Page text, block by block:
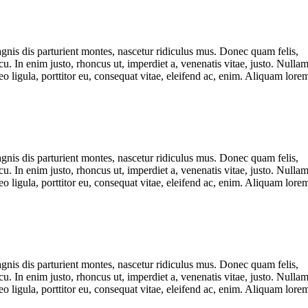
dis parturient montes, nascetur ridiculus mus. Donec quam felis,
In enim justo, rhoncus ut, imperdiet a, venenatis vitae, justo. Nullam
ligula, porttitor eu, consequat vitae, eleifend ac, enim. Aliquam
dis parturient montes, nascetur ridiculus mus. Donec quam felis,
In enim justo, rhoncus ut, imperdiet a, venenatis vitae, justo. Nullam
ligula, porttitor eu, consequat vitae, eleifend ac, enim. Aliquam
dis parturient montes, nascetur ridiculus mus. Donec quam felis,
In enim justo, rhoncus ut, imperdiet a, venenatis vitae, justo. Nullam
ligula, porttitor eu, consequat vitae, eleifend ac, enim. Aliquam